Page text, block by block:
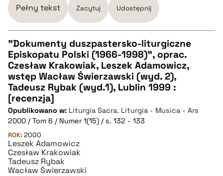
BIBTEX
pobierz cytat
Pełny tekst Zacytuj Udostępnij
CZYSTY TEKST
pobierz cytat
BIBTEX
pobierz cytat
"Dokumenty duszpastersko-liturgiczne
Episkopatu Polski (1966-1998)", oprac.
Czesław Krakowiak, Leszek Adamowicz,
wstęp Wacław Świerzawski (wyd. 2),
Tadeusz Rybak (wyd.1), Lublin 1999 :
[recenzja]
Opublikowano w: Liturgia Sacra. Liturgia - Musica - Ars
2000 / Tom 6 / Numer 1(15) / s. 132 - 133
ROK: 2000
Leszek Adamowicz
Czesław Krakowiak
Tadeusz Rybak
Wacław Świerzawski